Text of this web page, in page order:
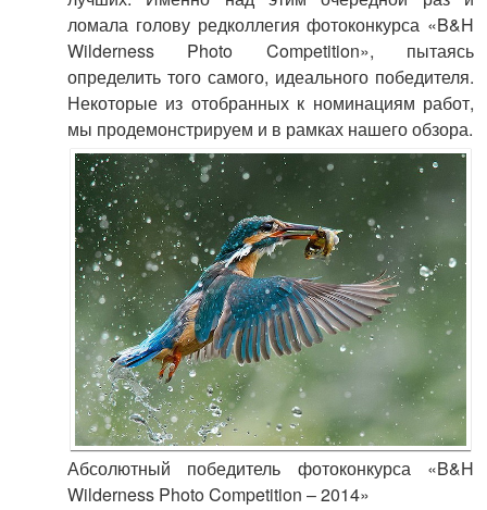
ломала голову редколлегия фотоконкурса «B&H
Wilderness Photo Competition», пытаясь
определить того самого, идеального победителя.
Некоторые из отобранных к номинациям работ,
мы продемонстрируем и в рамках нашего обзора.
Абсолютный победитель фотоконкурса «B&H
Wilderness Photo Competition – 2014»